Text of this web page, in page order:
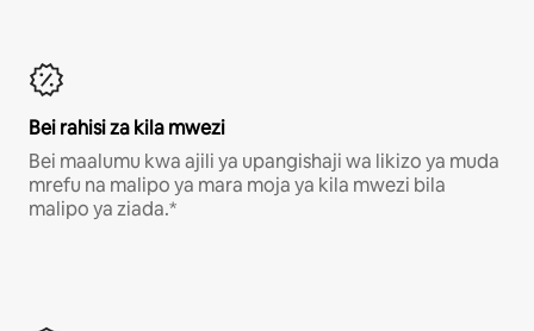
Bei rahisi za kila mwezi
Bei maalumu kwa ajili ya upangishaji wa likizo ya muda
mrefu na malipo ya mara moja ya kila mwezi bila
malipo ya ziada.*